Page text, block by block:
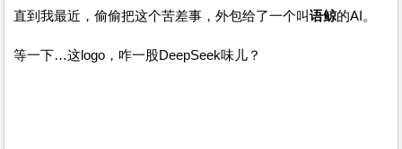
直到我最近，偷偷把这个苦差事，外包给了一个叫语鲸的AI。
等一下…这logo，咋一股DeepSeek味儿？